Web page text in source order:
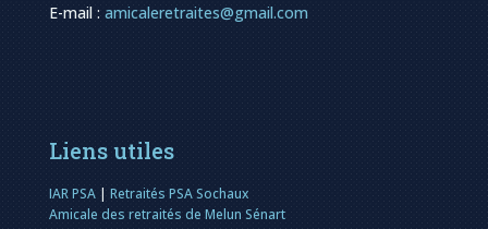
E-mail : amicaleretraites@gmail.com
Liens utiles
IAR PSA| Retraités PSA Sochaux
Amicale des retraités de Melun Sénart